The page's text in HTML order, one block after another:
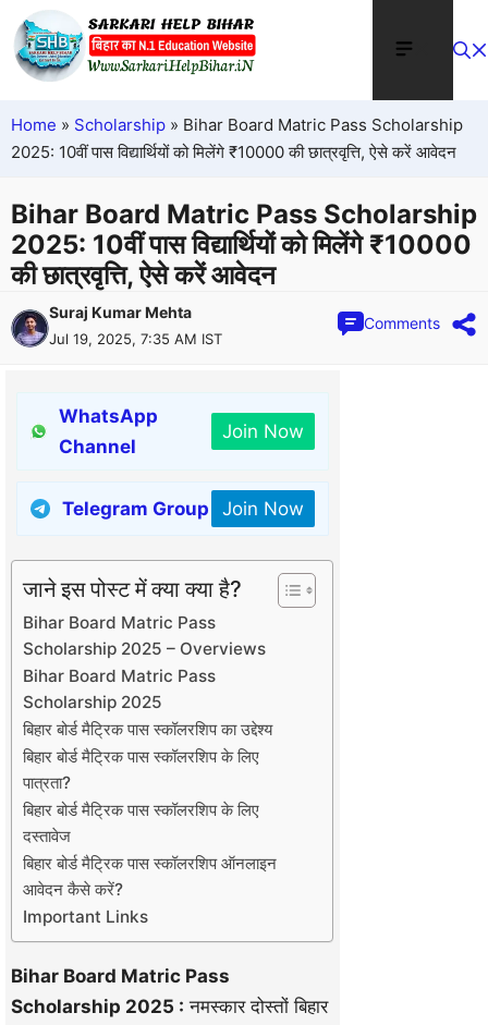
Home » Scholarship » Bihar Board Matric Pass Scholarship
2025: 10वीं पास विद्यार्थियों को मिलेंगे ₹10000 की छात्रवृत्ति, ऐसे करें आवेदन
Bihar Board Matric Pass Scholarship
2025: 10वीं पास विद्यार्थियों को मिलेंगे ₹10000
की छात्रवृत्ति, ऐसे करें आवेदन
Suraj Kumar Mehta
Jul 19, 2025, 7:35 AM IST
Comments
WhatsApp
Channel
Join Now
Telegram Group Join Now
जाने इस पोस्ट में क्या क्या है?
Bihar Board Matric Pass
Scholarship 2025 – Overviews
Bihar Board Matric Pass
Scholarship 2025
बिहार बोर्ड मैट्रिक पास स्कॉलरशिप का उद्देश्य
बिहार बोर्ड मैट्रिक पास स्कॉलरशिप के लिए
पात्रता?
बिहार बोर्ड मैट्रिक पास स्कॉलरशिप के लिए
दस्तावेज
बिहार बोर्ड मैट्रिक पास स्कॉलरशिप ऑनलाइन
आवेदन कैसे करें?
Important Links
Bihar Board Matric Pass
Scholarship 2025 : नमस्कार दोस्तों बिहार